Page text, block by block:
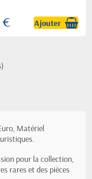
€ Ajouter
Matériel
pour la collection,
rares et des pièces